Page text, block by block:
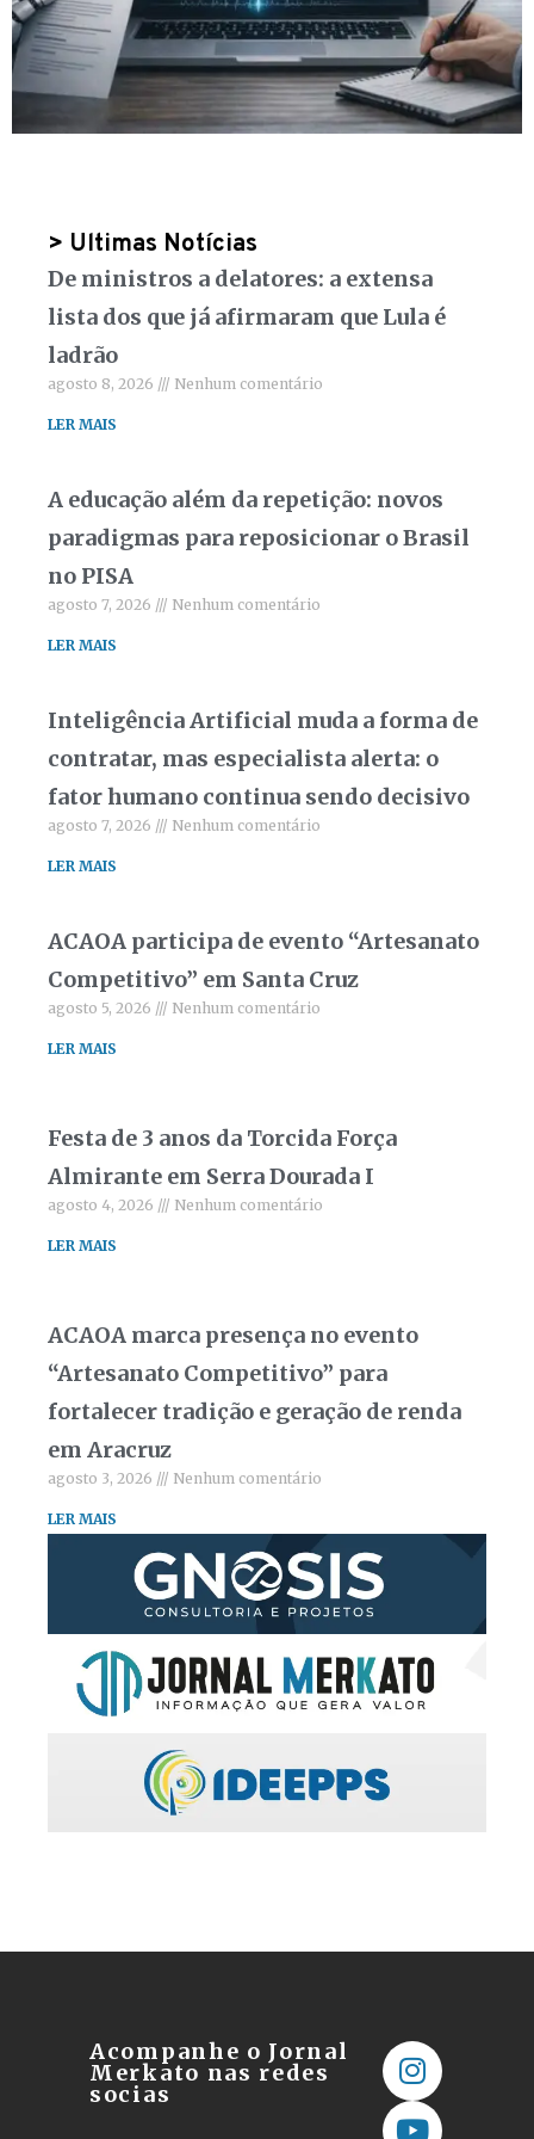
> Ultimas Notícias
De ministros a delatores: a extensa
lista dos que já afirmaram que Lula é
ladrão
agosto 8, 2026 Nenhum comentário
LER MAIS
A educação além da repetição: novos
paradigmas para reposicionar o Brasil
no PISA
agosto 7, 2026 Nenhum comentário
LER MAIS
Inteligência Artificial muda a forma de
contratar, mas especialista alerta: o
fator humano continua sendo decisivo
agosto 7, 2026 Nenhum comentário
LER MAIS
ACAOA participa de evento “Artesanato
Competitivo” em Santa Cruz
agosto 5, 2026 Nenhum comentário
LER MAIS
Festa de 3 anos da Torcida Força
Almirante em Serra Dourada I
agosto 4, 2026 Nenhum comentário
LER MAIS
ACAOA marca presença no evento
“Artesanato Competitivo” para
fortalecer tradição e geração de renda
em Aracruz
agosto 3, 2026 Nenhum comentário
LER MAIS
Acompanhe o Jornal
Merkato nas redes
socias